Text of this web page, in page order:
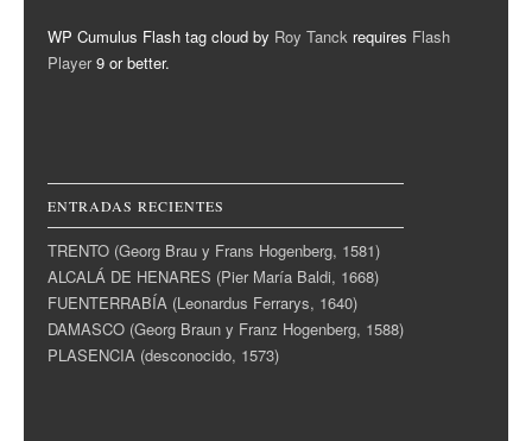
WP Cumulus Flash tag cloud by Roy Tanck requires Flash
Player9 or better.
ENTRADAS RECIENTES
TRENTO (Georg Brau y Frans Hogenberg, 1581)
ALCALÁ DE HENARES (Pier María Baldi, 1668)
FUENTERRABÍA (Leonardus Ferrarys, 1640)
DAMASCO (Georg Braun y Franz Hogenberg, 1588)
PLASENCIA (desconocido, 1573)